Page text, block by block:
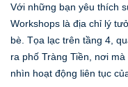
Với những bạn yêu thích
Workshops là địa chỉ lý
bè. Tọa lạc trên tầng 4,
ra phố Tràng Tiền, nơi
nhìn hoạt động liên tục